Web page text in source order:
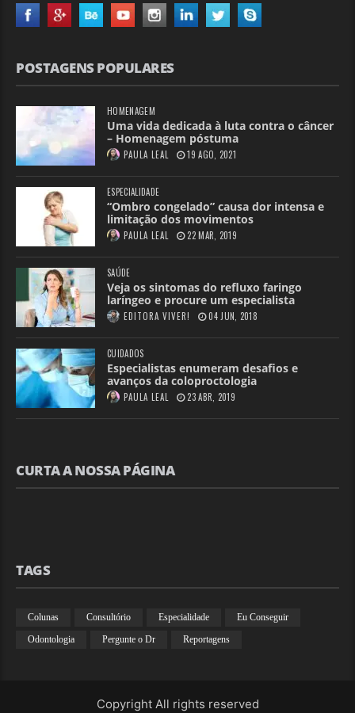
POSTAGENS POPULARES
HOMENAGEM
Uma vida dedicada à luta contra o câncer
– Homenagem póstuma
PAULA LEAL 19 AGO, 2021
ESPECIALIDADE
“Ombro congelado” causa dor intensa e
limitação dos movimentos
PAULA LEAL 22 MAR, 2019
SAÚDE
Veja os sintomas do refluxo faringo
laríngeo e procure um especialista
EDITORA VIVER! 04 JUN, 2018
CUIDADOS
Especialistas enumeram desafios e
avanços da coloproctologia
PAULA LEAL 23 ABR, 2019
CURTA A NOSSA PÁGINA
TAGS
Colunas Consultório Especialidade
Eu Conseguir
Odontologia
Pergunte o Dr Reportagens
Copyright All rights reserved